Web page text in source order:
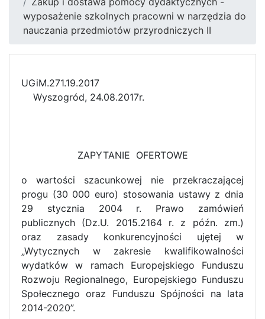
wyposażenie szkolnych pracowni w narzędzia do
nauczania przedmiotów przyrodniczych II
Wyszogród, 24.08.2017r.
ZAPYTANIE OFERTOWE
o wartości szacunkowej nie przekraczającej
progu (30 000 euro) stosowania ustawy z dnia
29 stycznia 2004 r. Prawo zamówień
publicznych (Dz.U. 2015.2164 r. z późn. zm.)
oraz zasady konkurencyjności ujętej w
„Wytycznych w zakresie kwalifikowalności
wydatków w ramach Europejskiego Funduszu
Rozwoju Regionalnego, Europejskiego Funduszu
Społecznego oraz Funduszu Spójności na lata
2014-2020”.